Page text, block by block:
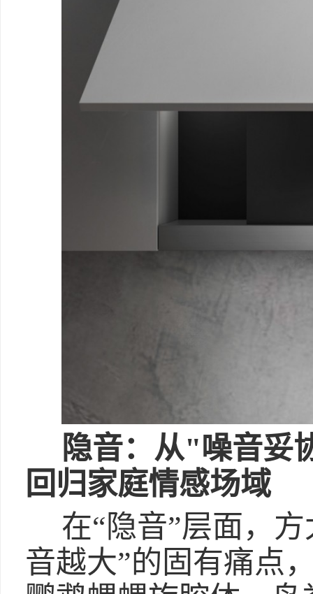
隐音：从"噪音妥
回归家庭情感场域
在“隐音”层面，
音越大”的固有痛点